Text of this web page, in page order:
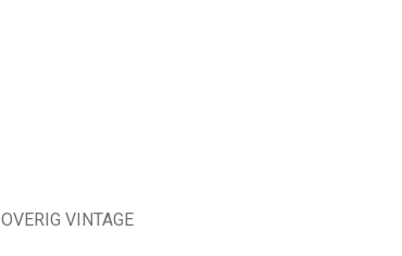
OVERIG VINTAGE